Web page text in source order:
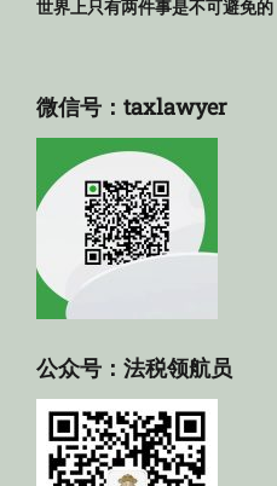
世界上只有两件事是不可避免的
微信号：taxlawyer
公众号：法税领航员